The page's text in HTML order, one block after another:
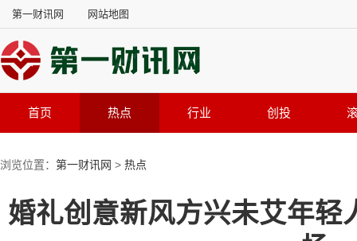
第一财讯网 网站地图
首页 热点 行业 创投
浏览位置： 第一财讯网 > 热点
婚礼创意新风方兴未艾年轻